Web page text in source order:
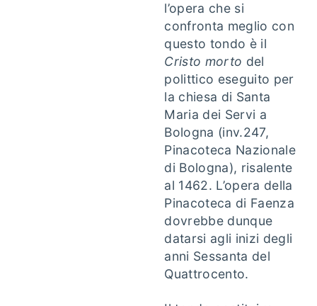
l’opera che si
confronta meglio con
questo tondo è il
Cristo morto del
polittico eseguito per
la chiesa di Santa
Maria dei Servi a
Bologna (inv.247,
Pinacoteca Nazionale
di Bologna), risalente
al 1462. L’opera della
Pinacoteca di Faenza
dovrebbe dunque
datarsi agli inizi degli
anni Sessanta del
Quattrocento.